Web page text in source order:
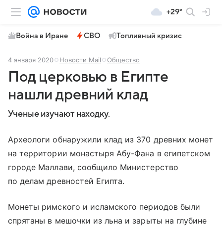
+29°
Война в Иране СВО Топливный кризис
4 января 2020 Новости Mail Общество
Под церковью в Египте
нашли древний клад
Ученые изучают находку.
Археологи обнаружили клад из 370 древних монет
на территории монастыря Абу-Фана в египетском
городе Маллави, сообщило Министерство
по делам древностей Египта.
Монеты римского и исламского периодов были
спрятаны в мешочки из льна и зарыты на глубине